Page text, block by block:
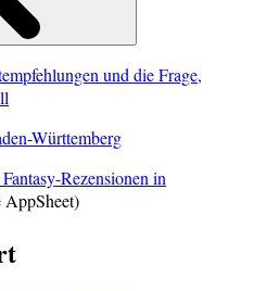
und die Frage,
Württemberg
Rezensionen in